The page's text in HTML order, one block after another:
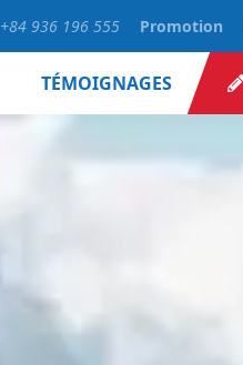
+84 936 196 555 Promotion
TÉMOIGNAGES